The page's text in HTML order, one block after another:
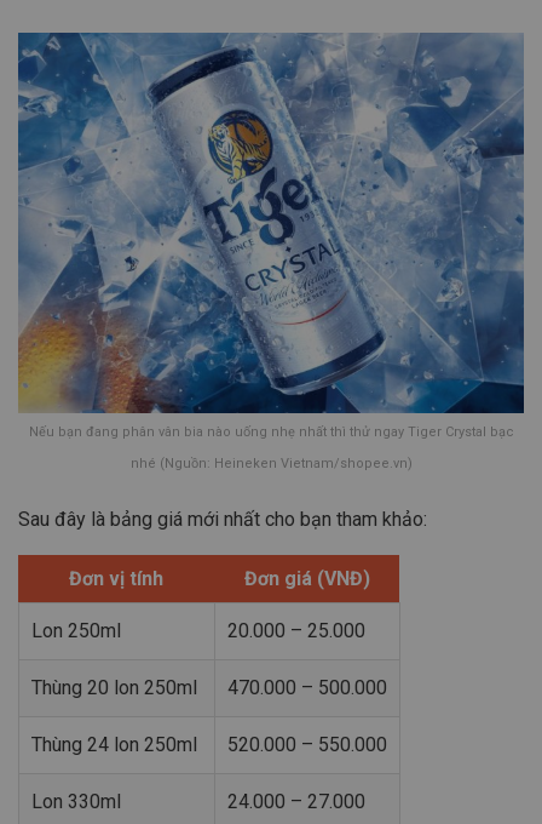
Nếu bạn đang phân vân bia nào uống nhẹ nhất thì thử ngay Tiger Crystal bạc
nhé (Nguồn: Heineken Vietnam/shopee.vn)
Sau đây là bảng giá mới nhất cho bạn tham khảo:
Đơn vị tính Đơn giá (VNĐ)
Lon 250ml 20.000 – 25.000
Thùng 20 lon 250ml 470.000 – 500.000
Thùng 24 lon 250ml 520.000 – 550.000
Lon 330ml 24.000 – 27.000